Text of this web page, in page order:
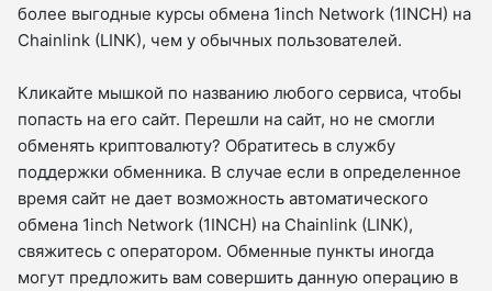
более выгодные курсы обмена 1inch Network (1INCH) на
Chainlink (LINK), чем у обычных пользователей.
Кликайте мышкой по названию любого сервиса, чтобы
попасть на его сайт. Перешли на сайт, но не смогли
обменять криптовалюту? Обратитесь в службу
поддержки обменника. В случае если в определенное
время сайт не дает возможность автоматического
обмена 1inch Network (1INCH) на Chainlink (LINK),
свяжитесь с оператором. Обменные пункты иногда
могут предложить вам совершить данную операцию в